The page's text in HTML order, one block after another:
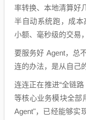
率转换、本地清算好
半自动系统跑，成本
小额、毫秒级的交易
要服务好 Agent，总
连的办法，是从自己
连连正在推进“全链
等核心业务模块全部
Agent"，已经能够实